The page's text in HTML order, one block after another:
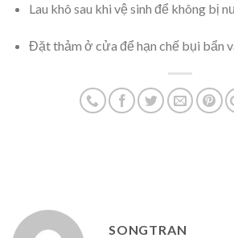
Lau khô sau khi vệ sinh để không bị
Đặt thảm ở cửa để hạn chế bụi bẩn
SONGTRAN